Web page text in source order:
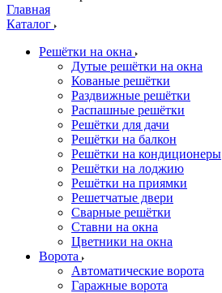
Главная
Каталог
Решётки на окна
Дутые решётки на окна
Кованые решётки
Раздвижные решётки
Распашные решётки
Решётки для дачи
Решётки на балкон
Решётки на кондиционеры
Решётки на лоджию
Решётки на приямки
Решетчатые двери
Сварные решётки
Ставни на окна
Цветники на окна
Ворота
Автоматические ворота
Гаражные ворота